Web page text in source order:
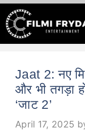
Skip
to
content
Jaat 2: नए
और भी तगड़ा
‘जाट 2’
April 17, 2025